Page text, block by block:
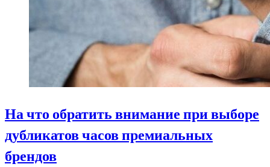
На что обратить внимание при выборе
дубликатов часов премиальных
брендов